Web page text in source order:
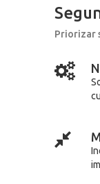
Priorizar